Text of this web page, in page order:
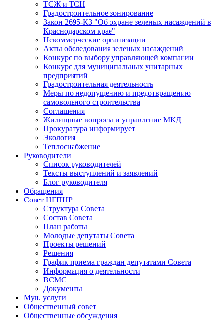
ТСЖ и ТСН
Градостроительное зонирование
Закон 2695-КЗ "Об охране зеленых насаждений в
Краснодарском крае"
Некоммерческие организации
Акты обследования зеленых насаждений
Конкурс по выбору управляющей компании
Конкурс для муниципальных унитарных
предприятий
Градостроительная деятельность
Меры по недопущению и предотвращению
самовольного строительства
Соглашения
Жилищные вопросы и управление МКД
Прокуратура информирует
Экология
Теплоснабжение
Руководители
Список руководителей
Тексты выступлений и заявлений
Блог руководителя
Обращения
Совет НГПНР
Структура Совета
Состав Совета
План работы
Молодые депутаты Совета
Проекты решений
Решения
График приема граждан депутатами Совета
Информация о деятельности
ВСМС
Документы
Мун. услуги
Общественный совет
Общественные обсуждения